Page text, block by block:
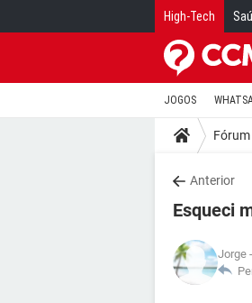
High-Tech
JOGOS
Fórum
Anterior
Esqueci
Jorge